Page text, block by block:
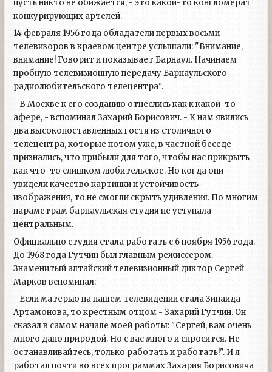
пусть никто не обижается, - это какой-то конгломерат
конкурирующих артелей.
14 февраля 1956 года обладатели первых восьми
телевизоров в краевом центре услышали: "Внимание,
внимание! Говорит и показывает Барнаул. Начинаем
пробную телевизионную передачу Барнаульского
радиолюбительского телецентра".
- В Москве к его созданию отнеслись как к какой-то
афере, - вспоминал Захарий Борисович. - К нам явились
два высокопоставленных гостя из столичного
телецентра, которые потом уже, в частной беседе
признались, что прибыли для того, чтобы нас прикрыть
как что-то слишком любительское. Но когда они
увидели качество картинки и устойчивость
изображения, то не смогли скрыть удивления. По многим
параметрам барнаульская студия не уступала
центральным.
Официально студия стала работать с 6 ноября 1956 года.
До 1968 года Гутчин был главным режиссером.
Знаменитый алтайский телевизионный диктор Сергей
Марков вспоминал:
- Если матерью на нашем телевидении стала Зинаида
Артамонова, то крестным отцом - Захарий Гутчин. Он
сказал в самом начале моей работы: "Сергей, вам очень
много дано природой. Но с вас много и спросится. Не
останавливайтесь, только работать и работать!". И я
работал почти во всех программах Захария Борисовича